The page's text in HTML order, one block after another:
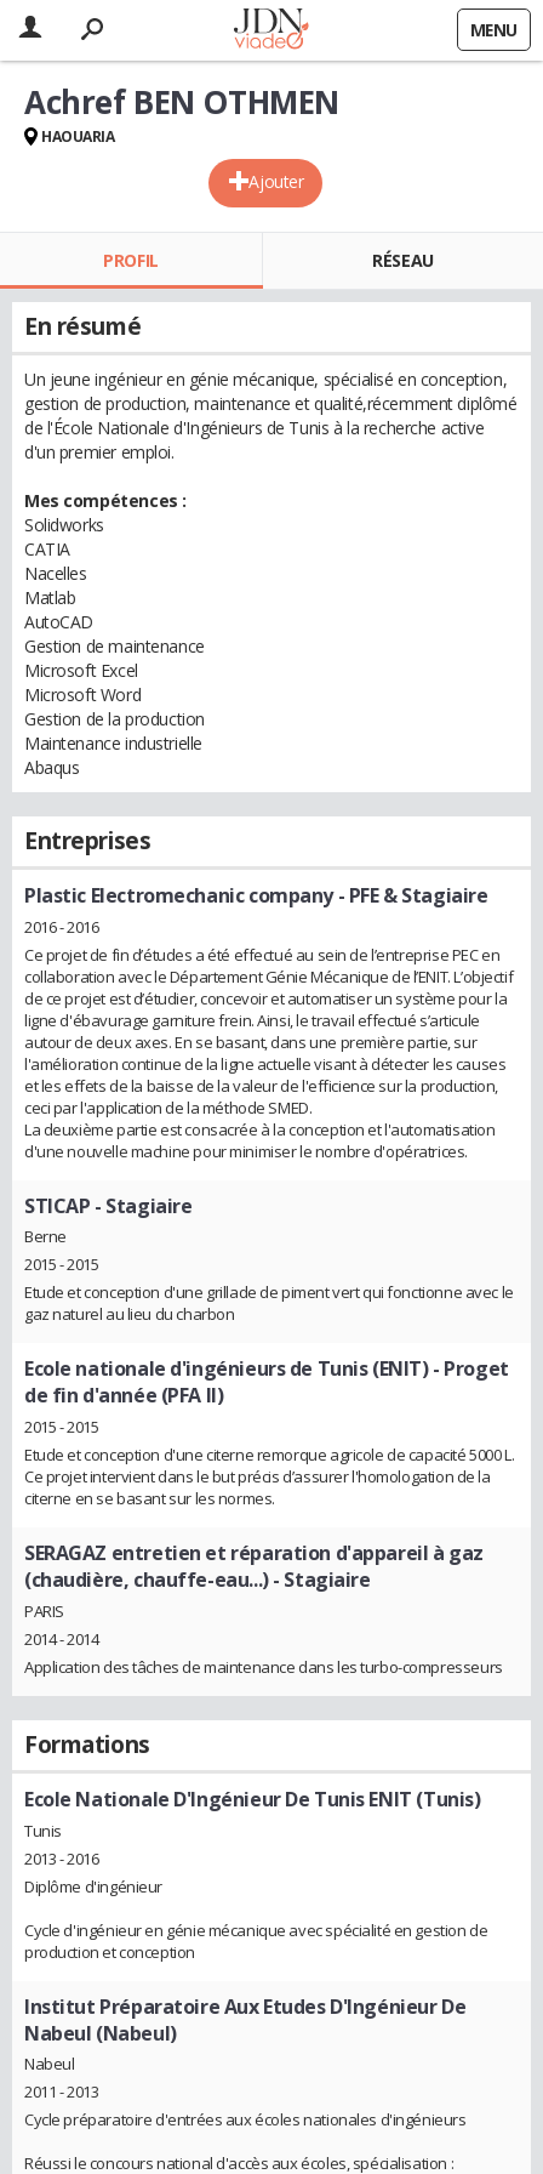
MENU
Ajouter
Achref BEN OTHMEN
HAOUARIA
PROFIL RÉSEAU
En résumé
Un jeune ingénieur en génie mécanique, spécialisé en conception,
gestion de production, maintenance et qualité,récemment diplômé
de l'École Nationale d'Ingénieurs de Tunis à la recherche active
d'un premier emploi.
Mes compétences :
Solidworks
CATIA
Nacelles
Matlab
AutoCAD
Gestion de maintenance
Microsoft Excel
Microsoft Word
Gestion de la production
Maintenance industrielle
Abaqus
Entreprises
Plastic Electromechanic company- PFE & Stagiaire
2016 - 2016
Ce projet de fin d’études a été effectué au sein de l’entreprise PEC en
collaboration avec le Département Génie Mécanique de l’ENIT. L’objectif
de ce projet est d’étudier, concevoir et automatiser un système pour la
ligne d'ébavurage garniture frein. Ainsi, le travail effectué s’articule
autour de deux axes. En se basant, dans une première partie, sur
l'amélioration continue de la ligne actuelle visant à détecter les causes
et les effets de la baisse de la valeur de l'efficience sur la production,
ceci par l'application de la méthode SMED.
La deuxième partie est consacrée à la conception et l'automatisation
d'une nouvelle machine pour minimiser le nombre d'opératrices.
STICAP - Stagiaire
Berne
2015 - 2015
Etude et conception d'une grillade de piment vert qui fonctionne avec le
gaz naturel au lieu du charbon
Ecole nationale d'ingénieurs de Tunis (ENIT)- Proget
de fin d'année (PFA II)
2015 - 2015
Etude et conception d'une citerne remorque agricole de capacité 5000 L.
Ce projet intervient dans le but précis d’assurer l'homologation de la
citerne en se basant sur les normes.
SERAGAZ entretien et réparation d'appareil à gaz
(chaudière, chauffe-eau...)- Stagiaire
PARIS
2014 - 2014
Application des tâches de maintenance dans les turbo-compresseurs
Formations
Ecole Nationale D'Ingénieur De Tunis ENIT (Tunis)
Tunis
2013 - 2016
Diplôme d'ingénieur
Cycle d'ingénieur en génie mécanique avec spécialité en gestion de
production et conception
Institut Préparatoire Aux Etudes D'Ingénieur De
Nabeul (Nabeul)
Nabeul
2011 - 2013
Cycle préparatoire d'entrées aux écoles nationales d'ingénieurs
Réussi le concours national d'accès aux écoles, spécialisation :